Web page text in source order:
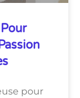
pour